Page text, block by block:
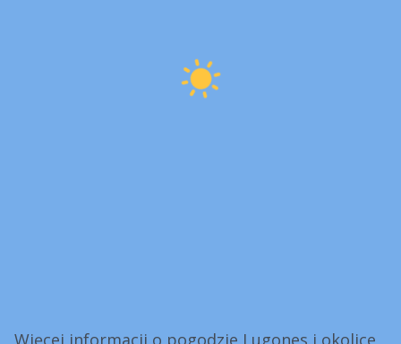
Więcej informacji o pogodzie Lugones i okolice